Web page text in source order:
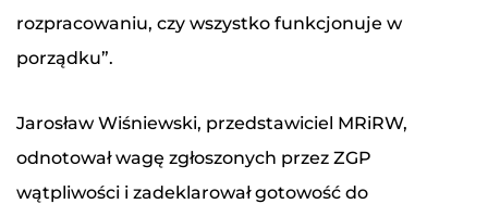
rozpracowaniu, czy wszystko funkcjonuje w
porządku”.
Jarosław Wiśniewski, przedstawiciel MRiRW,
odnotował wagę zgłoszonych przez ZGP
wątpliwości i zadeklarował gotowość do